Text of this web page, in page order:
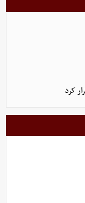
کرد